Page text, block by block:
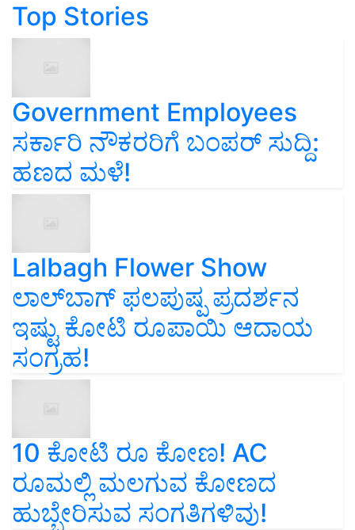
Top Stories
Government Employees
ಸರ್ಕಾರಿ ನೌಕರರಿಗೆ ಬಂಪರ್‌ ಸುದ್ದಿ:
ಹಣದ ಮಳೆ!
Lalbagh Flower Show
ಲಾಲ್‌ಬಾಗ್ ಫಲಪುಷ್ಪ ಪ್ರದರ್ಶನ
ಇಷ್ಟು ಕೋಟಿ ರೂಪಾಯಿ ಆದಾಯ
ಸಂಗ್ರಹ!
10 ಕೋಟಿ ರೂ ಕೋಣ! AC
ರೂಮಲ್ಲಿ ಮಲಗುವ ಕೋಣದ
ಹುಬ್ಬೇರಿಸುವ ಸಂಗತಿಗಳಿವು!